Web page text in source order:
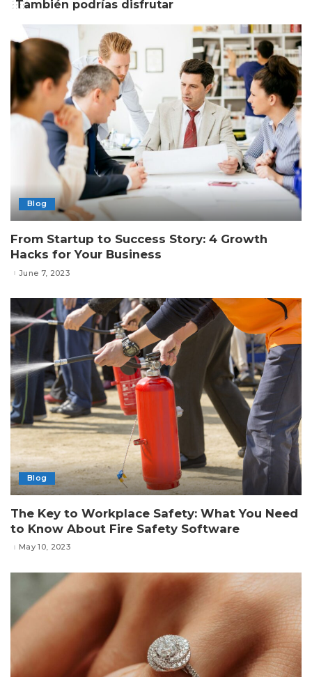
También podrías disfrutar
Blog
From Startup to Success Story: 4 Growth
Hacks for Your Business
June 7, 2023
Blog
The Key to Workplace Safety: What You Need
to Know About Fire Safety Software
May 10, 2023